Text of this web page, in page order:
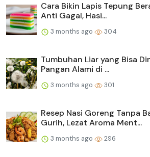
Cara Bikin Lapis Tepung
Anti Gagal, Hasi...
3 months ago 304
Tumbuhan Liar yang Bisa
Pangan Alami di ...
3 months ago 301
Resep Nasi Goreng Tanpa
Gurih, Lezat Aroma Ment...
3 months ago 296